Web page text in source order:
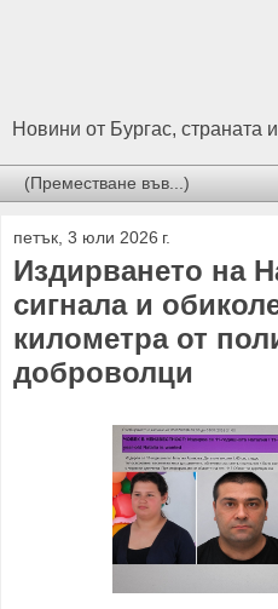
Новини от Бургас, страната
петък, 3 юли 2026 г.
Издирването на
сигнала и
километра от
доброволци